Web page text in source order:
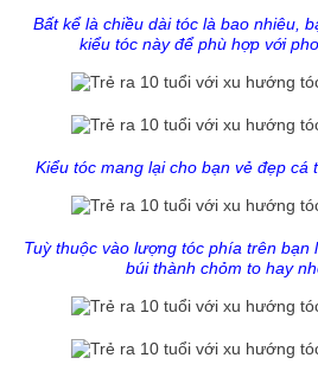
Bất kể là chiều dài tóc là bao nhiêu,
kiểu tóc này để phù hợp với
Kiểu tóc mang lại cho bạn vẻ đẹp cá
Tuỳ thuộc vào lượng tóc phía trên bạn
búi thành chỏm to hay